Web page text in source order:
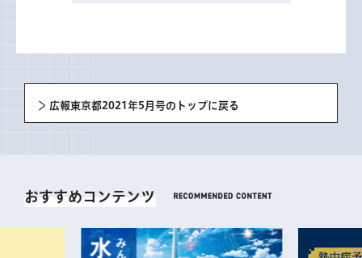
広報東京都2021年5月号のトップに戻る
おすすめコンテンツ